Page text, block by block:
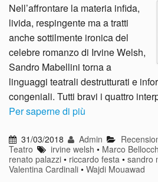
Nell’affrontare la materia infida,
livida, respingente ma a tratti
anche sottilmente ironica del
celebre romanzo di Irvine Welsh,
Sandro Mabellini torna a
linguaggi teatrali destrutturati e
congeniali. Tutti bravi i quattro
Per saperne di più
31/03/2018 Admin
Teatro
irvine welsh • Marco
renato palazzi • riccardo festa • sandro
Valentina Cardinali • Wajdi Mouawad